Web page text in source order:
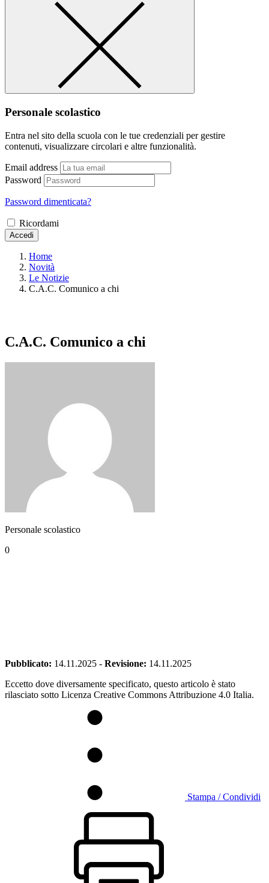
Personale scolastico
Entra nel sito della scuola con le tue credenziali per gestire
contenuti, visualizzare circolari e altre funzionalità.
Email address
Password
Password dimenticata?
Ricordami
Accedi
Home
Novità
Le Notizie
C.A.C. Comunico a chi
C.A.C. Comunico a chi
Personale scolastico
0
Pubblicato: 14.11.2025 - Revisione: 14.11.2025
Eccetto dove diversamente specificato, questo articolo è stato
rilasciato sotto Licenza Creative Commons Attribuzione 4.0 Italia.
Stampa / Condividi